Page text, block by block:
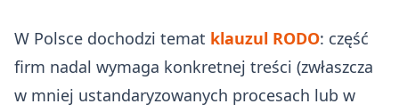
W Polsce dochodzi temat klauzul RODO: część
firm nadal wymaga konkretnej treści (zwłaszcza
w mniej ustandaryzowanych procesach lub w